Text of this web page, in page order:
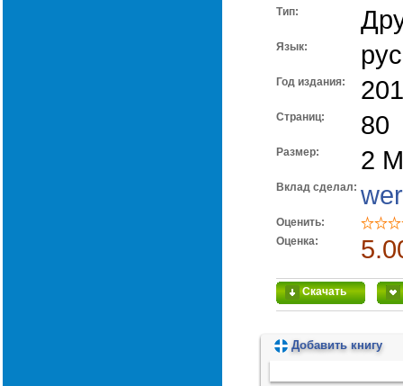
Тип:
Язык:
Год издания:
Cтраниц: 80
Размер: 2
Вклад сделал:
Оценить:
Оценка:
Скачать
Добавить книгу